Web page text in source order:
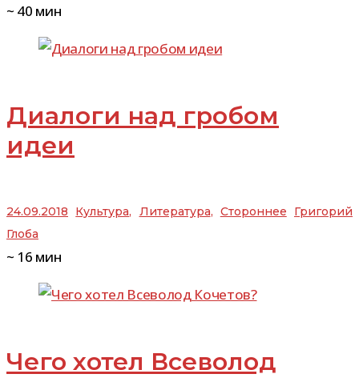
~ 40 мин
Диалоги над гробом
идеи
24.09.2018 Культура, Литература, Стороннее
Григорий
Глоба
~ 16 мин
Чего хотел Всеволод